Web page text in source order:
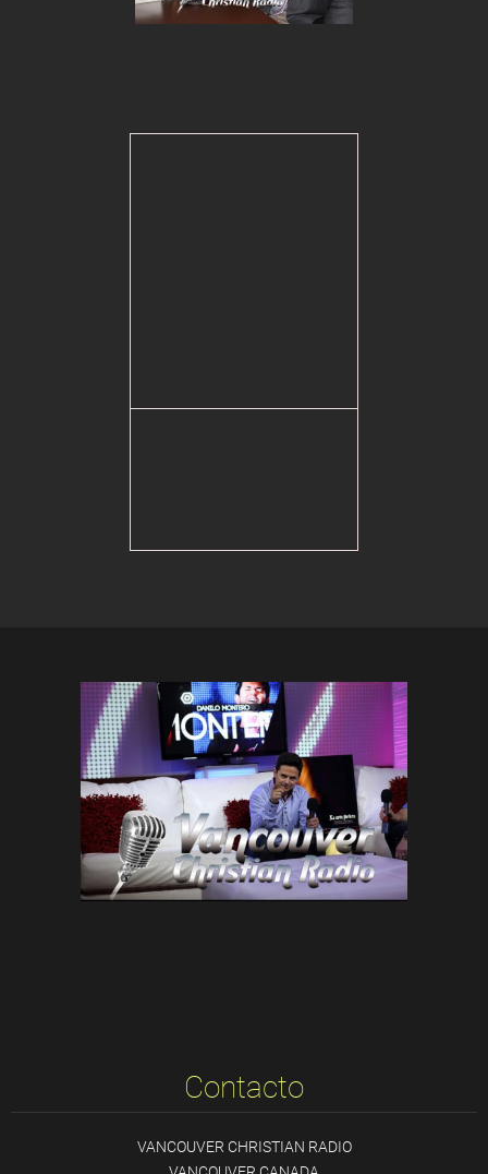
Contacto
VANCOUVER CHRISTIAN RADIO